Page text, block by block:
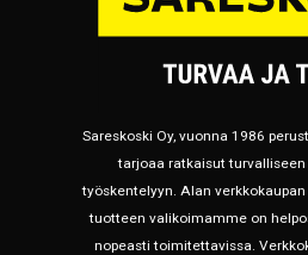
Sareskoski Oy, vuonna 1986
tarjoaa ratkaisut
työskentelyyn. Alan
tuotteen valikoimamme on
nopeasti toimitettavissa.